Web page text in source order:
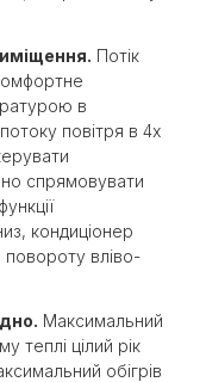
Потік
в
повітря в 4х
спрямовувати
кондиціонер
вліво-
Максимальний
теплі цілий рік
обігрів